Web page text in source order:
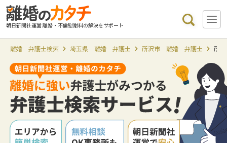
朝日新聞社運営 離婚・不倫慰謝料の解決をサポート
離婚 弁護士検索 埼玉県 離婚 弁護士 所沢市 離婚 弁護士 所